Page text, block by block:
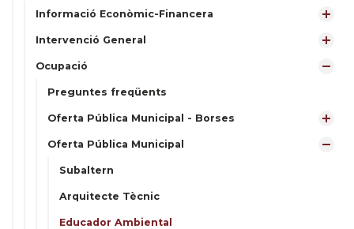
Informació Econòmic-Financera
Intervenció General
Ocupació
Preguntes freqüents
Oferta Pública Municipal - Borses
Oferta Pública Municipal
Subaltern
Arquitecte Tècnic
Educador Ambiental